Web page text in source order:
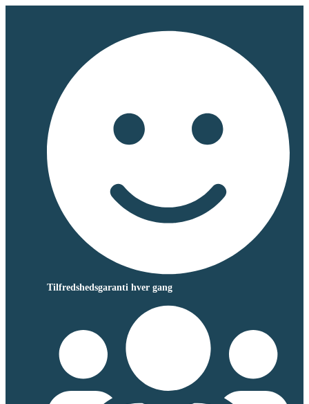
Tilfredshedsgaranti hver gang